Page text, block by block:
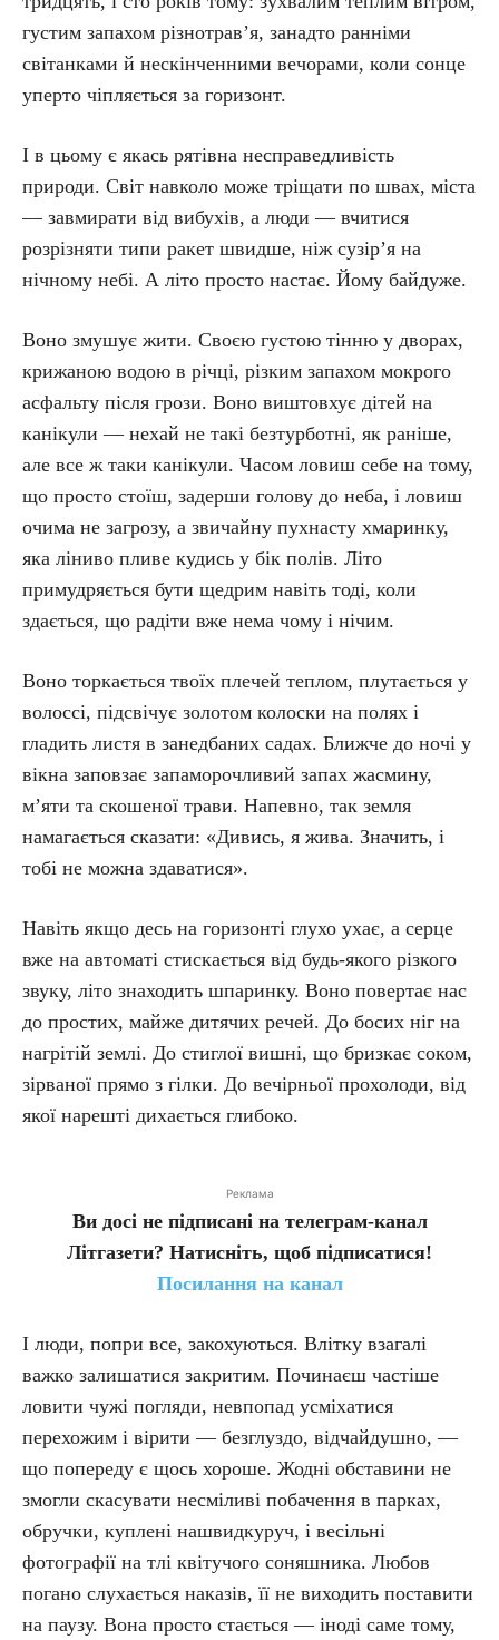
густим запахом різнотрав’я, занадто ранніми
світанками й нескінченними вечорами, коли сонце
уперто чіпляється за горизонт.
І в цьому є якась рятівна несправедливість
природи. Світ навколо може тріщати по швах, міста
— завмирати від вибухів, а люди — вчитися
розрізняти типи ракет швидше, ніж сузір’я на
нічному небі. А літо просто настає. Йому байдуже.
Воно змушує жити. Своєю густою тінню у дворах,
крижаною водою в річці, різким запахом мокрого
асфальту після грози. Воно виштовхує дітей на
канікули — нехай не такі безтурботні, як раніше,
але все ж таки канікули. Часом ловиш себе на тому,
що просто стоїш, задерши голову до неба, і ловиш
очима не загрозу, а звичайну пухнасту хмаринку,
яка ліниво пливе кудись у бік полів. Літо
примудряється бути щедрим навіть тоді, коли
здається, що радіти вже нема чому і нічим.
Воно торкається твоїх плечей теплом, плутається у
волоссі, підсвічує золотом колоски на полях і
гладить листя в занедбаних садах. Ближче до ночі у
вікна заповзає запаморочливий запах жасмину,
м’яти та скошеної трави. Напевно, так земля
намагається сказати: «Дивись, я жива. Значить, і
тобі не можна здаватися».
Навіть якщо десь на горизонті глухо ухає, а серце
вже на автоматі стискається від будь-якого різкого
звуку, літо знаходить шпаринку. Воно повертає нас
до простих, майже дитячих речей. До босих ніг на
нагрітій землі. До стиглої вишні, що бризкає соком,
зірваної прямо з гілки. До вечірньої прохолоди, від
якої нарешті дихається глибоко.
Реклама
Ви досі не підписані на телеграм-канал
Літгазети? Натисніть, щоб підписатися!
Посилання на канал
І люди, попри все, закохуються. Влітку взагалі
важко залишатися закритим. Починаєш частіше
ловити чужі погляди, невпопад усміхатися
перехожим і вірити — безглуздо, відчайдушно, —
що попереду є щось хороше. Жодні обставини не
змогли скасувати несміливі побачення в парках,
обручки, куплені нашвидкуруч, і весільні
фотографії на тлі квітучого соняшника. Любов
погано слухається наказів, її не виходить поставити
на паузу. Вона просто стається — іноді саме тому,